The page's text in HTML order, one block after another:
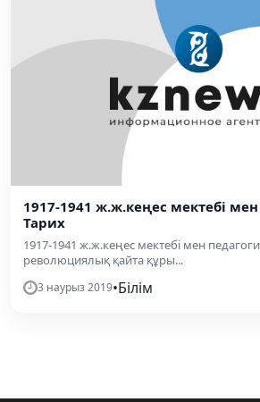
1917-1941 ж.ж.кеңес мектебі
Тарих
1917-1941 ж.ж.кеңес мектебі мен
революциялық қайта құры...
3 наурыз 2019•Білім